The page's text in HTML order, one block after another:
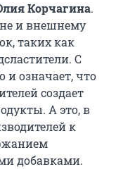
Корчагина.
и внешнему
таких как
С
и означает, что
создает
А это, в
к
добавками.